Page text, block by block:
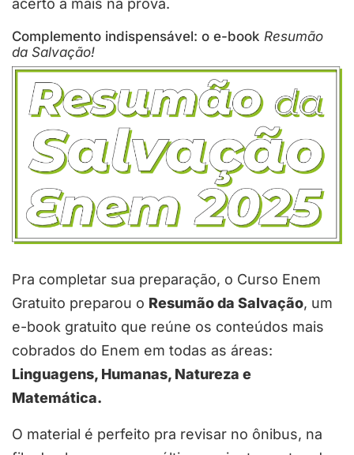
acerto a mais na prova.
Complemento indispensável: o e-book Resumão
da Salvação!
Pra completar sua preparação, o Curso Enem
Gratuito preparou o Resumão da Salvação, um
e-book gratuito que reúne os conteúdos mais
cobrados do Enem em todas as áreas:
Linguagens, Humanas, Natureza e
Matemática.
O material é perfeito pra revisar no ônibus, na